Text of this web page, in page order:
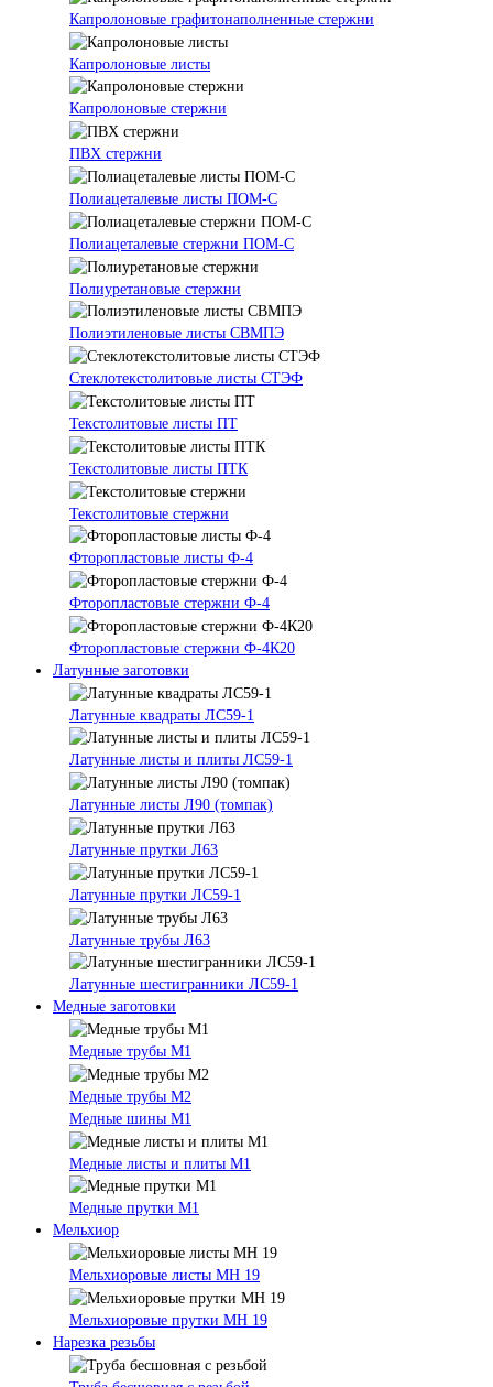
Капролоновые графитонаполненные стержни
Капролоновые листы
Капролоновые стержни
ПВХ стержни
Полиацеталевые листы ПОМ-С
Полиацеталевые стержни ПОМ-С
Полиуретановые стержни
Полиэтиленовые листы СВМПЭ
Стеклотекстолитовые листы СТЭФ
Текстолитовые листы ПТ
Текстолитовые листы ПТК
Текстолитовые стержни
Фторопластовые листы Ф-4
Фторопластовые стержни Ф-4
Фторопластовые стержни Ф-4К20
Латунные заготовки
Латунные квадраты ЛС59-1
Латунные листы и плиты ЛС59-1
Латунные листы Л90 (томпак)
Латунные прутки Л63
Латунные прутки ЛС59-1
Латунные трубы Л63
Латунные шестигранники ЛС59-1
Медные заготовки
Медные трубы М1
Медные трубы М2
Медные шины М1
Медные листы и плиты М1
Медные прутки М1
Мельхиор
Мельхиоровые листы МН 19
Мельхиоровые прутки МН 19
Нарезка резьбы